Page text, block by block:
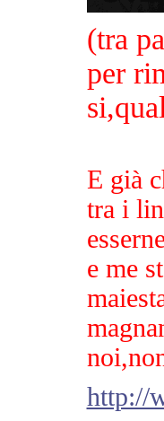
(tra
per
E già
tra i
e me
http://